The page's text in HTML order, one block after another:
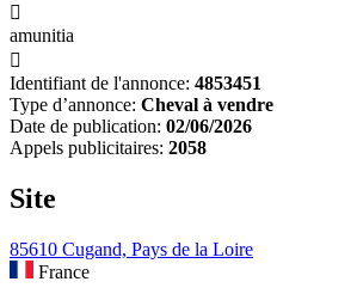

amunitia

Identifiant de l'annonce: 4853451
Type d’annonce: Cheval à vendre
Date de publication: 02/06/2026
Appels publicitaires: 2058
Site
85610 Cugand, Pays de la Loire
France